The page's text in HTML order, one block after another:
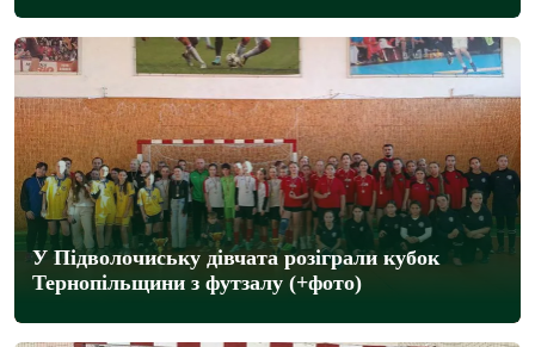
У Підволочиську дівчата розіграли кубок
Тернопільщини з футзалу (+фото)